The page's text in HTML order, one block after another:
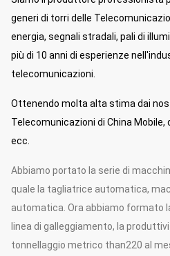
MK15SFS
supporto di
auto,
circuito
generi di torri delle
energia, segnali stradali, pali di
più di 10 anni di esperienze
telecomunicazioni.
Ottenendo molta alta stima dai
Telecomunicazioni di China Mobile,
ecc.
Abbiamo portato la serie di
quale la tagliatrice automatica,
automatica. Ora abbiamo formato
linea di galleggiamento, la
tonnellaggio metrico than220 al